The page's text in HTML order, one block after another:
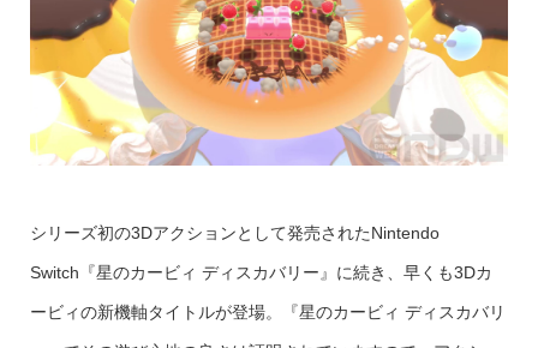
シリーズ初の3Dアクションとして発売されたNintendo
Switch『星のカービィ ディスカバリー』に続き、早くも3Dカ
ービィの新機軸タイトルが登場。『星のカービィ ディスカバリ